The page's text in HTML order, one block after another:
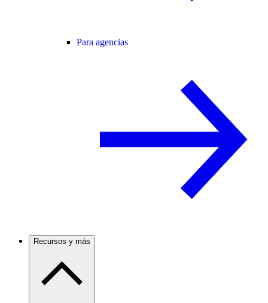
Para agencias
Recursos y más